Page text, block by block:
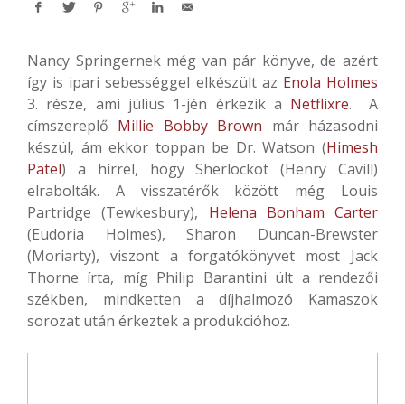
Nancy Springernek még van pár könyve, de azért
így is ipari sebességgel elkészült az Enola Holmes
3. része, ami július 1-jén érkezik a Netflixre. A
címszereplő Millie Bobby Brown már házasodni
készül, ám ekkor toppan be Dr. Watson (Himesh
Patel) a hírrel, hogy Sherlockot (Henry Cavill)
elrabolták. A visszatérők között még Louis
Partridge (Tewkesbury), Helena Bonham Carter
(Eudoria Holmes), Sharon Duncan-Brewster
(Moriarty), viszont a forgatókönyvet most Jack
Thorne írta, míg Philip Barantini ült a rendezői
székben, mindketten a díjhalmozó Kamaszok
sorozat után érkeztek a produkcióhoz.